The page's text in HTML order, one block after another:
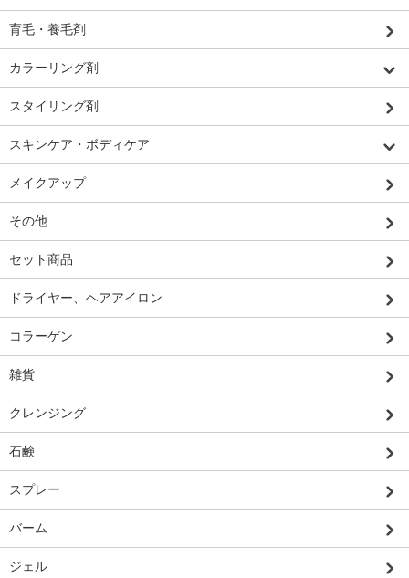
育毛・養毛剤
カラーリング剤
スタイリング剤
スキンケア・ボディケア
メイクアップ
その他
セット商品
ドライヤー、ヘアアイロン
コラーゲン
雑貨
クレンジング
石鹸
スプレー
バーム
ジェル